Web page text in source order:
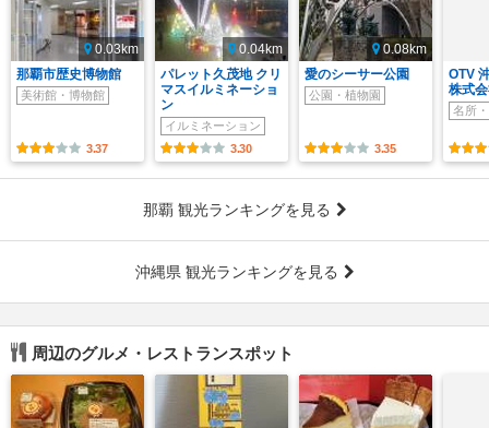
0.03km
那覇市歴史博物館
美術館・博物館
3.37
0.04km
パレット久茂地 クリ
マスイルミネーショ
ン
イルミネーション
3.30
0.08km
愛のシーサー公園
公園・植物園
3.35
OTV
株式
名所
那覇 観光ランキングを見る
沖縄県 観光ランキングを見る
周辺のグルメ・レストランスポット